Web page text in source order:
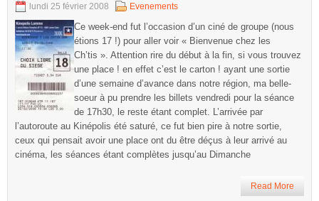
lundi 25 février 2008 Evenements
Ce week-end fut l’occasion d’un ciné de groupe (nous
étions 17 !) pour aller voir « Bienvenue chez les
Ch’tis ». Attention rire du début à la fin, si vous trouvez
une place ! en effet c’est le carton ! ayant une sortie
d’une semaine d’avance dans notre région, ma belle-
soeur à pu prendre les billets vendredi pour la séance
de 17h30, le reste étant complet. L’arrivée par
l’autoroute au Kinépolis été saturé, ce fut bien pire à notre sortie,
ceux qui pensait avoir une place ont du être déçus à leur arrivé au
cinéma, les séances étant complètes jusqu’au Dimanche
Read More